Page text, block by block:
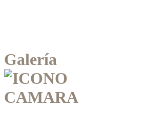
Galería